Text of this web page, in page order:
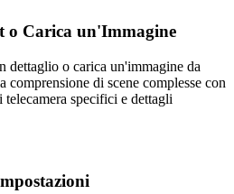
o Carica un'Immagine
dettaglio o carica un'immagine da
comprensione di scene complesse con
specifici e dettagli